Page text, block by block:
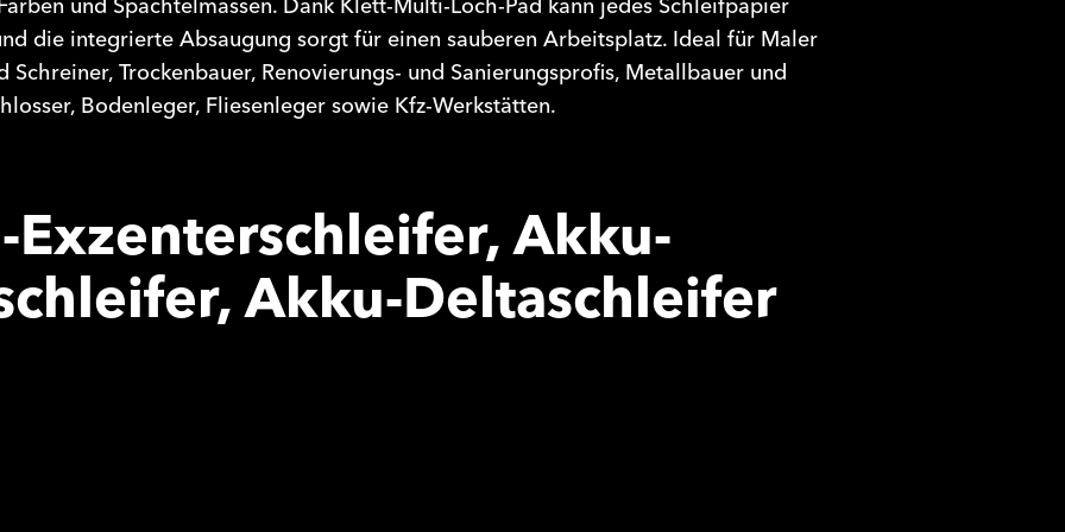
die integrierte Absaugung sorgt für einen sauberen Arbeitsplatz. Ideal für Maler
Schreiner, Trockenbauer, Renovierungs- und Sanierungsprofis, Metallbauer und
Bodenleger, Fliesenleger sowie Kfz-Werkstätten.
Akku-
Akku-Deltaschleifer